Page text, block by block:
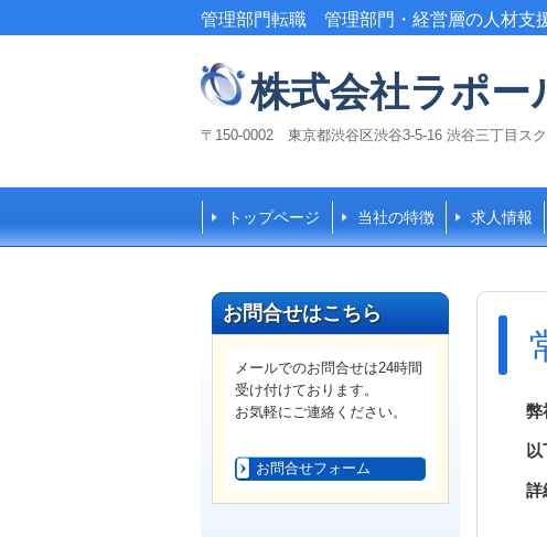
管理部門転職 管理部門・経営層の人材支
株式会社ラポー
〒150-0002 東京都渋谷区渋谷3-5-16 渋谷三丁目ス
トップページ 当社の特徴 求人情報
弊
詳
お問合せはこちら
メールでのお問合せは24時間
受け付けております。
お気軽にご連絡ください。
お問合せフォーム